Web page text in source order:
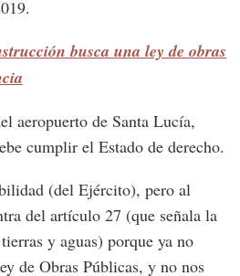
busca una ley de obras
aeropuerto de Santa Lucía,
cumplir el Estado de derecho.
(del Ejército), pero al
del artículo 27 (que señala la
y aguas) porque ya no
de Obras Públicas, y no nos